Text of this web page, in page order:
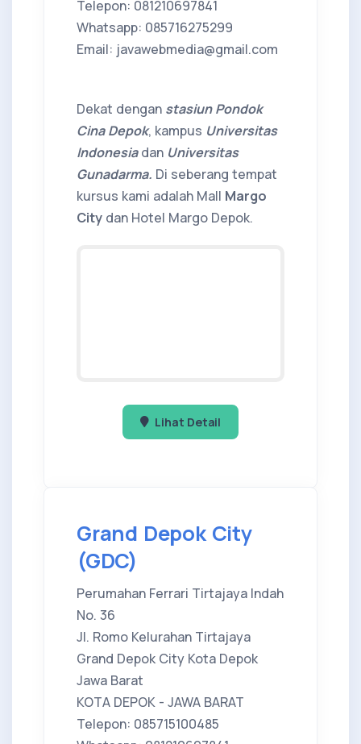
Telepon: 081210697841
Whatsapp: 085716275299
Email: javawebmedia@gmail.com
Dekat dengan stasiun Pondok
Cina Depok, kampus Universitas
Indonesiadan Universitas
Gunadarma. Di seberang tempat
kursus kami adalah Mall Margo
City dan Hotel Margo Depok.
Lihat Detail
Grand Depok City
(GDC)
Perumahan Ferrari Tirtajaya Indah
No. 36
Jl. Romo Kelurahan Tirtajaya
Grand Depok City Kota Depok
Jawa Barat
KOTA DEPOK - JAWA BARAT
Telepon: 085715100485